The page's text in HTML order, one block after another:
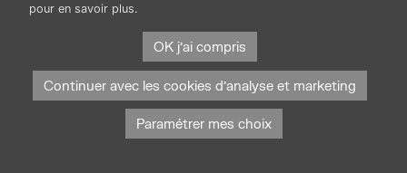
BOUTIQUE
Protection des données et cookies
Mentions légales
pour en savoir plus.
OK j'ai compris
Continuer avec les cookies d'analyse et marketing
Paramétrer mes choix